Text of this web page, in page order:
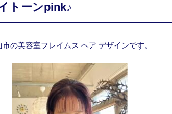
トーンpink♪
市の美容室フレイムス ヘア デザインです。